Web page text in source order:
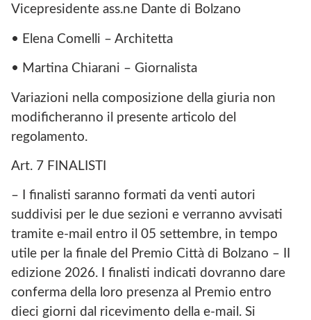
Vicepresidente ass.ne Dante di Bolzano
• Elena Comelli – Architetta
• Martina Chiarani – Giornalista
Variazioni nella composizione della giuria non
modificheranno il presente articolo del
regolamento.
Art. 7 FINALISTI
– I finalisti saranno formati da venti autori
suddivisi per le due sezioni e verranno avvisati
tramite e-mail entro il 05 settembre, in tempo
utile per la finale del Premio Città di Bolzano – II
edizione 2026. I finalisti indicati dovranno dare
conferma della loro presenza al Premio entro
dieci giorni dal ricevimento della e-mail. Si